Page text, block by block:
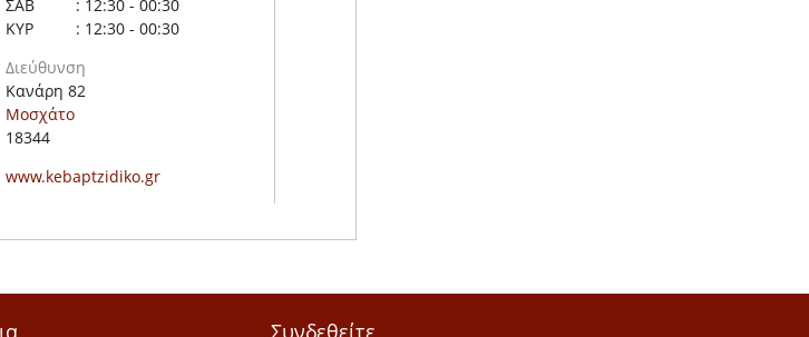
ΣΑΒ
: 12:30 - 00:30
ΚΥΡ
: 12:30 - 00:30
Διεύθυνση
Κανάρη 82
Μοσχάτο
18344
www.kebaptzidiko.gr
Συνδεθείτε